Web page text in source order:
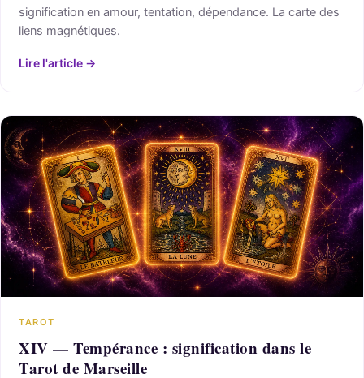
signification en amour, tentation, dépendance. La carte des
liens magnétiques.
Lire l'article →
TAROT
XIV — Tempérance : signification dans le
Tarot de Marseille